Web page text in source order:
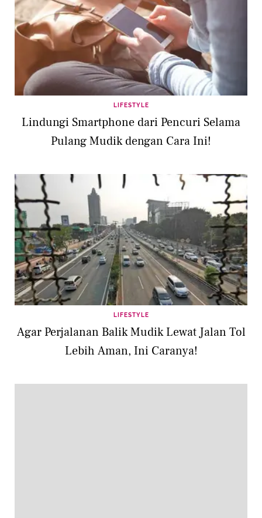
LIFESTYLE
Lindungi Smartphone dari Pencuri Selama
Pulang Mudik dengan Cara Ini!
LIFESTYLE
Agar Perjalanan Balik Mudik Lewat Jalan Tol
Lebih Aman, Ini Caranya!